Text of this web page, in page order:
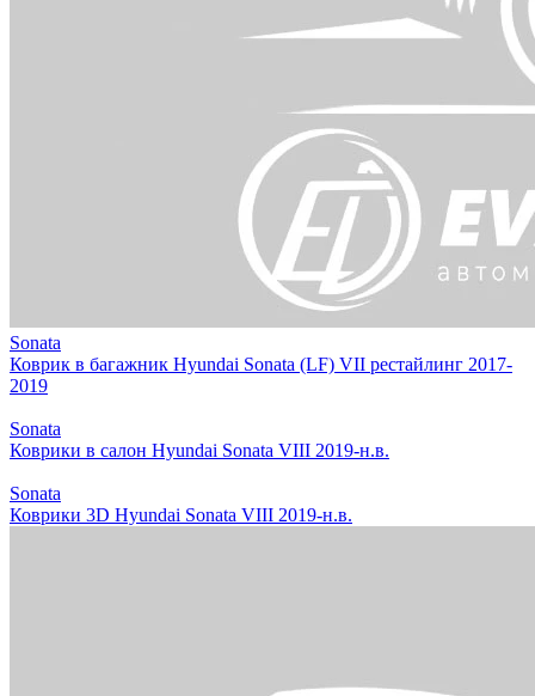
Sonata
Коврик в багажник Hyundai Sonata (LF) VII рестайлинг 2017-
2019
Sonata
Коврики в салон Hyundai Sonata VIII 2019-н.в.
Sonata
Коврики 3D Hyundai Sonata VIII 2019-н.в.